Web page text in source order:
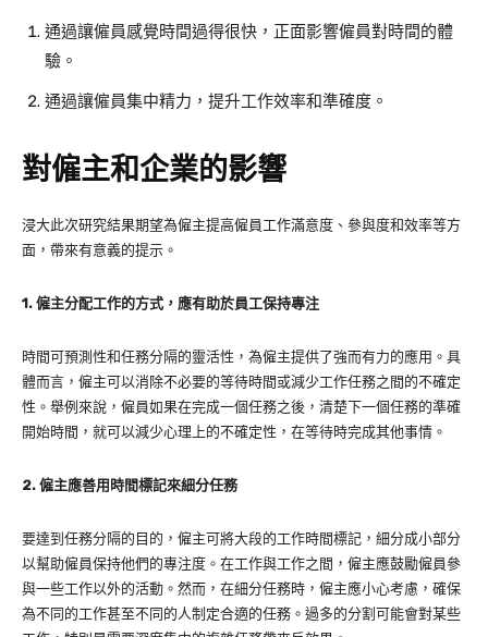
通過讓僱員感覺時間過得很快，正面影響僱員對時間的體
驗。
通過讓僱員集中精力，提升工作效率和準確度。
對僱主和企業的影響
浸大此次研究結果期望為僱主提高僱員工作滿意度、參與度和效率等方
面，帶來有意義的提示。
1. 僱主分配工作的方式，應有助於員工保持專注
時間可預測性和任務分隔的靈活性，為僱主提供了強而有力的應用。具
體而言，僱主可以消除不必要的等待時間或減少工作任務之間的不確定
性。舉例來說，僱員如果在完成一個任務之後，清楚下一個任務的準確
開始時間，就可以減少心理上的不確定性，在等待時完成其他事情。
2. 僱主應善用時間標記來細分任務
要達到任務分隔的目的，僱主可將大段的工作時間標記，細分成小部分
以幫助僱員保持他們的專注度。在工作與工作之間，僱主應鼓勵僱員參
與一些工作以外的活動。然而，在細分任務時，僱主應小心考慮，確保
為不同的工作甚至不同的人制定合適的任務。過多的分割可能會對某些